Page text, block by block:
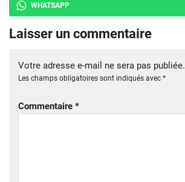
WHATSAPP
Laisser un commentaire
Votre adresse e-mail ne sera pas publiée.
Les champs obligatoires sont indiqués avec *
Commentaire *